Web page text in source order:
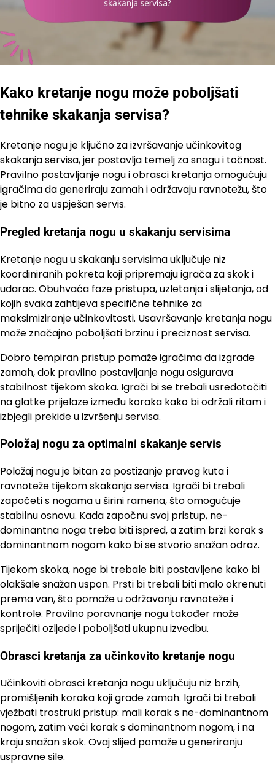
Kako kretanje nogu može poboljšati
tehnike skakanja servisa?
Kretanje nogu je ključno za izvršavanje učinkovitog
skakanja servisa, jer postavlja temelj za snagu i točnost.
Pravilno postavljanje nogu i obrasci kretanja omogućuju
igračima da generiraju zamah i održavaju ravnotežu, što
je bitno za uspješan servis.
Pregled kretanja nogu u skakanju servisima
Kretanje nogu u skakanju servisima uključuje niz
koordiniranih pokreta koji pripremaju igrača za skok i
udarac. Obuhvaća faze pristupa, uzletanja i slijetanja, od
kojih svaka zahtijeva specifične tehnike za
maksimiziranje učinkovitosti. Usavršavanje kretanja nogu
može značajno poboljšati brzinu i preciznost servisa.
Dobro tempiran pristup pomaže igračima da izgrade
zamah, dok pravilno postavljanje nogu osigurava
stabilnost tijekom skoka. Igrači bi se trebali usredotočiti
na glatke prijelaze između koraka kako bi održali ritam i
izbjegli prekide u izvršenju servisa.
Položaj nogu za optimalni skakanje servis
Položaj nogu je bitan za postizanje pravog kuta i
ravnoteže tijekom skakanja servisa. Igrači bi trebali
započeti s nogama u širini ramena, što omogućuje
stabilnu osnovu. Kada započnu svoj pristup, ne-
dominantna noga treba biti ispred, a zatim brzi korak s
dominantnom nogom kako bi se stvorio snažan odraz.
Tijekom skoka, noge bi trebale biti postavljene kako bi
olakšale snažan uspon. Prsti bi trebali biti malo okrenuti
prema van, što pomaže u održavanju ravnoteže i
kontrole. Pravilno poravnanje nogu također može
spriječiti ozljede i poboljšati ukupnu izvedbu.
Obrasci kretanja za učinkovito kretanje nogu
Učinkoviti obrasci kretanja nogu uključuju niz brzih,
promišljenih koraka koji grade zamah. Igrači bi trebali
vježbati trostruki pristup: mali korak s ne-dominantnom
nogom, zatim veći korak s dominantnom nogom, i na
kraju snažan skok. Ovaj slijed pomaže u generiranju
uspravne sile.